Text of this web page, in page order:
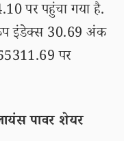
पर पहुंचा गया है.
इंडेक्स 30.69 अंक
पर
पावर शेयर